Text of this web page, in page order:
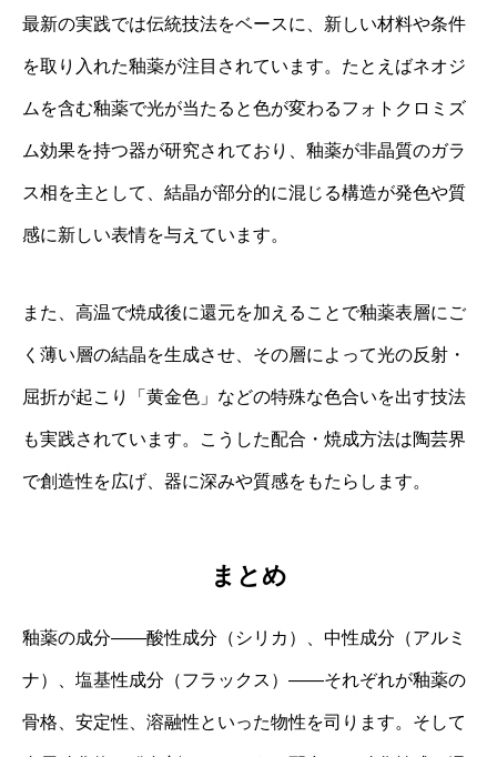
最新の実践では伝統技法をベースに、新しい材料や条件
を取り入れた釉薬が注目されています。たとえばネオジ
ムを含む釉薬で光が当たると色が変わるフォトクロミズ
ム効果を持つ器が研究されており、釉薬が非晶質のガラ
ス相を主として、結晶が部分的に混じる構造が発色や質
感に新しい表情を与えています。
また、高温で焼成後に還元を加えることで釉薬表層にご
く薄い層の結晶を生成させ、その層によって光の反射・
屈折が起こり「黄金色」などの特殊な色合いを出す技法
も実践されています。こうした配合・焼成方法は陶芸界
で創造性を広げ、器に深みや質感をもたらします。
まとめ
釉薬の成分――酸性成分（シリカ）、中性成分（アルミ
ナ）、塩基性成分（フラックス）――それぞれが釉薬の
骨格、安定性、溶融性といった物性を司ります。そして